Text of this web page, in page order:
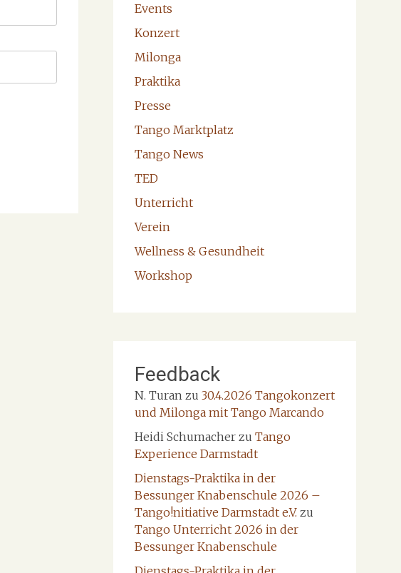
Events
Konzert
Milonga
Praktika
Presse
Tango Marktplatz
Tango News
TED
Unterricht
Verein
Wellness & Gesundheit
Workshop
Feedback
N. Turan zu 30.4.2026 Tangokonzert
und Milonga mit Tango Marcando
Heidi Schumacherzu Tango
Experience Darmstadt
Dienstags-Praktika in der
Bessunger Knabenschule 2026 –
Tango!nitiative Darmstadt e.V.zu
Tango Unterricht 2026 in der
Bessunger Knabenschule